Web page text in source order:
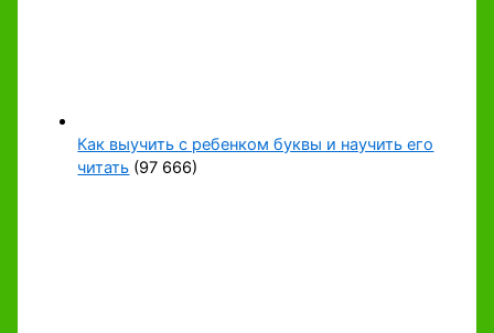
Как выучить с ребенком буквы и научить его
читать (97 666)